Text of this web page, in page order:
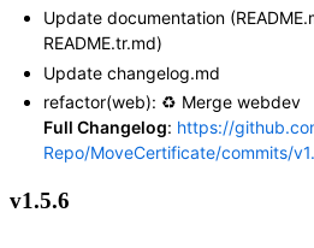
Update documentation
README.tr.md)
Update changelog.md
refactor(web): ♻️ Merge webdev
Full Changelog: https://
Repo/MoveCertificate/commits/
v1.5.6